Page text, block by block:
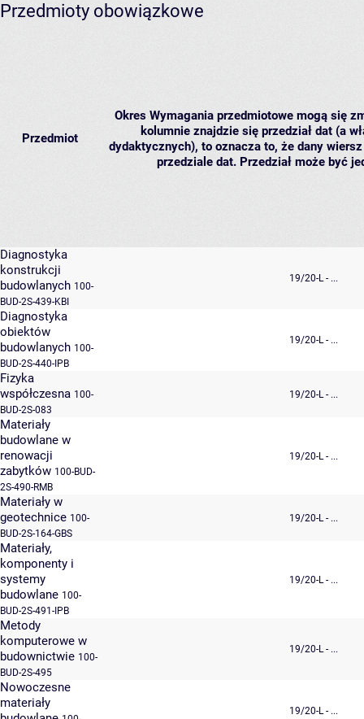
Przedmioty obowiązkowe
Przedmiot
Okres Wymagania przedmiotowe mogą się
kolumnie znajdzie się przedział dat (a
dydaktycznych), to oznacza to, że dany
przedziale dat. Przedział może być
Diagnostyka
konstrukcji
budowlanych 100-
BUD-2S-439-KBI
19/20-L - ...
Diagnostyka
obiektów
budowlanych 100-
BUD-2S-440-IPB
19/20-L - ...
Fizyka
współczesna 100-
BUD-2S-083
19/20-L - ...
Materiały
budowlane w
renowacji
zabytków 100-BUD-
2S-490-RMB
19/20-L - ...
Materiały w
geotechnice 100-
BUD-2S-164-GBS
19/20-L - ...
Materiały,
komponenty i
systemy
budowlane 100-
BUD-2S-491-IPB
19/20-L - ...
Metody
komputerowe w
budownictwie 100-
BUD-2S-495
19/20-L - ...
Nowoczesne
materiały
19/20-L - ...